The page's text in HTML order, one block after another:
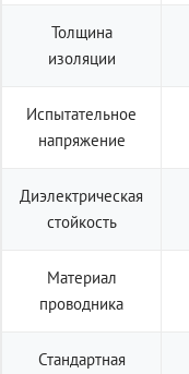
Толщина
изоляции
Испытательное
напряжение
Диэлектрическая
стойкость
Материал
проводника
Стандартная